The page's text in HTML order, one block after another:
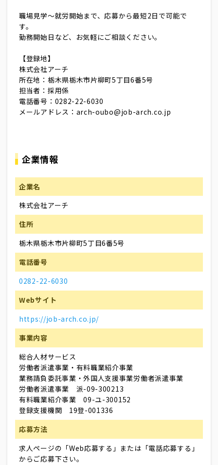
職場見学～就労開始まで、応募から最短2日で可能で
す。
勤務開始日など、お気軽にご相談ください。
【登録地】
株式会社アーチ
所在地：栃木県栃木市片柳町5丁目6番5号
担当者：採用係
電話番号：0282-22-6030
メールアドレス：arch-oubo@job-arch.co.jp
企業情報
企業名
株式会社アーチ
住所
栃木県栃木市片柳町5丁目6番5号
電話番号
0282-22-6030
Webサイト
https://job-arch.co.jp/
事業内容
総合人材サービス
労働者派遣事業・有料職業紹介事業
業務請負委託事業・外国人支援事業労働者派遣事業
労働者派遣事業 派-09-300213
有料職業紹介事業 09-ユ-300152
登録支援機関 19登-001336
応募方法
求人ページの「Web応募する」または「電話応募する」
からご応募下さい。